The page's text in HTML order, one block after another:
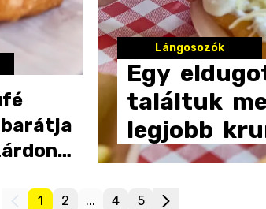
barátja
Lángosozók
Egy
találtuk
legjobb
1 2 ... 4 5